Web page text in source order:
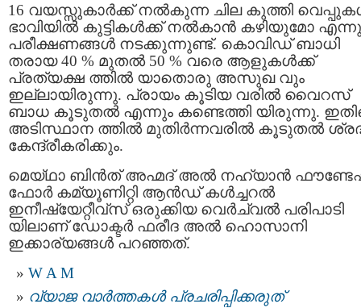
16 വയസ്സുകാര്‍ക്ക് നൽകുന്ന ചില കുത്തി
ഭാവിയിൽ കുട്ടികൾക്ക് നൽകാന്‍ കഴിയുമോ
പരീക്ഷണങ്ങള്‍ നടക്കുന്നുണ്ട്. കൊവി‍ഡ് ബാധി
തരായ 40 % മുതൽ 50 % വരെ ആളുകൾക്ക്
പ്രത്യക്ഷ ത്തിൽ യാതൊരു അസുഖ വും
ഇല്ലായിരുന്നു. പ്രായം കൂടിയ വരിൽ വൈറസ്
ബാധ കൂടുതല്‍ എന്നും കണ്ടെത്തി യിരുന്നു.
അടിസ്ഥാന ത്തിൽ മുതിര്‍ന്നവരില്‍ കൂടുതല്‍
കേന്ദ്രീകരിക്കും.
മെയ്ഥാ ബിൻത് അഹ്മദ് അൽ നഹ്യാൻ
ഫോർ കമ്യൂണിറ്റി ആൻഡ് കൾച്ചറൽ
ഇനീഷ്യേറ്റീവ്സ് ഒരുക്കിയ വെർച്വൽ പരിപാടി
യിലാണ് ഡോക്ടര്‍ ഫരീദ അൽ ഹൊസാനി
ഇക്കാര്യങ്ങള്‍ പറഞ്ഞത്.
W A M
വ്യാജ വാര്‍ത്തകള്‍ പ്രചരിപ്പിക്കരുത്